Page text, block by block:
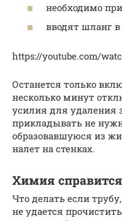
необходимо
вводят шланг в
https://youtube.com/
Останется только
несколько минут
усилия для удаления
прикладывать не
образовавшуюся из
налет на стенках.
Химия
Что делать если
не удается